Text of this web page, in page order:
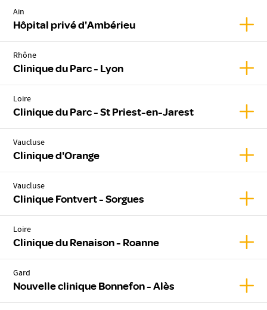
Ain
Hôpital privé d'Ambérieu
Rhône
Clinique du Parc - Lyon
Loire
Clinique du Parc - St Priest-en-Jarest
Vaucluse
Clinique d'Orange
Vaucluse
Clinique Fontvert - Sorgues
Loire
Clinique du Renaison - Roanne
Gard
Nouvelle clinique Bonnefon - Alès